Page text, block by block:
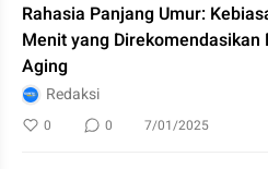
Rahasia Panjang Umur:
Menit yang Direkomendasikan
Aging
Redaksi
0 0 7/01/2025